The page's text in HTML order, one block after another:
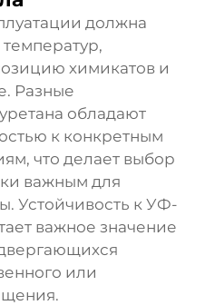
должна
химикатов и
Разные
обладают
к конкретным
что делает выбор
важным для
Устойчивость к УФ-
важное значение
или